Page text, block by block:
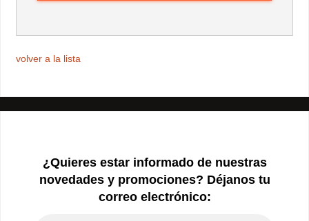
volver a la lista
¿Quieres estar informado de nuestras
novedades y promociones? Déjanos tu
correo electrónico: